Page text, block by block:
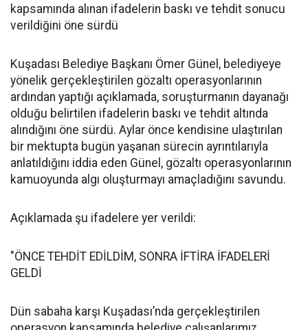
kapsamında alınan ifadelerin baskı ve tehdit sonucu
verildiğini öne sürdü
Kuşadası Belediye Başkanı Ömer Günel, belediyeye
yönelik gerçekleştirilen gözaltı operasyonlarının
ardından yaptığı açıklamada, soruşturmanın dayanağı
olduğu belirtilen ifadelerin baskı ve tehdit altında
alındığını öne sürdü. Aylar önce kendisine ulaştırılan
bir mektupta bugün yaşanan sürecin ayrıntılarıyla
anlatıldığını iddia eden Günel, gözaltı operasyonlarının
kamuoyunda algı oluşturmayı amaçladığını savundu.
Açıklamada şu ifadelere yer verildi:
"ÖNCE TEHDİT EDİLDİM, SONRA İFTİRA İFADELERİ
GELDİ
Dün sabaha karşı Kuşadası’nda gerçekleştirilen